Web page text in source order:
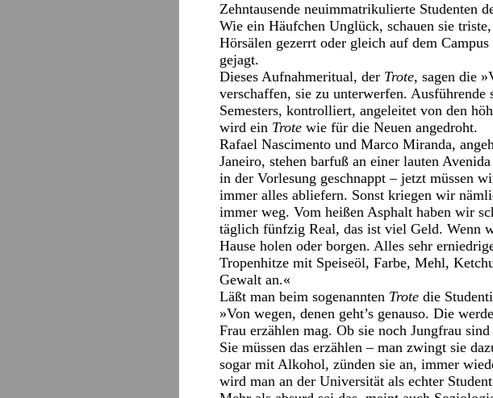
Zehntausende neuimmatrikulierte Studenten
Wie ein Häufchen Unglück, schauen sie
Hörsälen gezerrt oder gleich auf dem
gejagt.
Dieses Aufnahmeritual, der Trote, sagen die
verschaffen, sie zu unterwerfen.
Semesters, kontrolliert, angeleitet von den
wird ein Trote wie für die Neuen angedroht.
Rafael Nascimento und Marco Miranda,
Janeiro, stehen barfuß an einer lauten
in der Vorlesung geschnappt – jetzt müssen
immer alles abliefern. Sonst kriegen wir
immer weg. Vom heißen Asphalt haben wir
täglich fünfzig Real, das ist viel Geld. Wenn
Hause holen oder borgen. Alles sehr
Tropenhitze mit Speiseöl, Farbe, Mehl,
Gewalt an.«
Läßt man beim sogenannten Trote die
»Von wegen, denen geht’s genauso. Die
Frau erzählen mag. Ob sie noch Jungfrau
Sie müssen das erzählen – man zwingt sie
sogar mit Alkohol, zünden sie an, immer
wird man an der Universität als echter